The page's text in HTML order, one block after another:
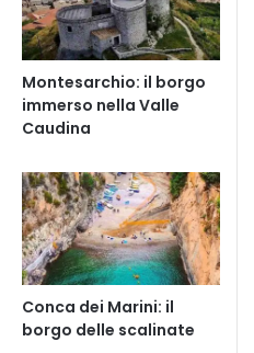
Montesarchio: il borgo
immerso nella Valle
Caudina
Conca dei Marini: il
borgo delle scalinate